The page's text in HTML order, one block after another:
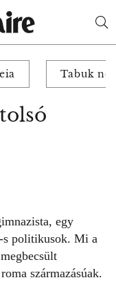
Tabuk
egy
s politikusok. Mi a
származásúak.